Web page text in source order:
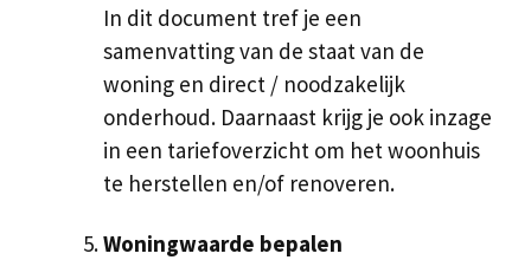
In dit document tref je een
samenvatting van de staat van de
woning en direct / noodzakelijk
onderhoud. Daarnaast krijg je ook inzage
in een tariefoverzicht om het woonhuis
te herstellen en/of renoveren.
Woningwaarde bepalen